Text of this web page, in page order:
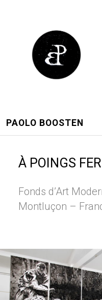
PAOLO BOOSTEN
À POINGS
Fonds d’Art
Montluçon –